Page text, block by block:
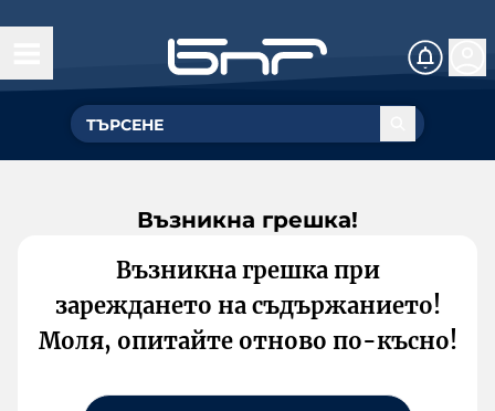
Възникна грешка!
Възникна грешка при
зареждането на съдържанието!
Моля, опитайте отново по-късно!